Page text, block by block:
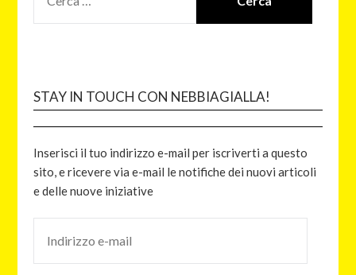
STAY IN TOUCH CON NEBBIAGIALLA!
Inserisci il tuo indirizzo e-mail per iscriverti a questo
sito, e ricevere via e-mail le notifiche dei nuovi articoli
e delle nuove iniziative